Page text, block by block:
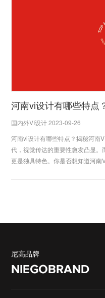
国内外VI设计 2023-09-26
河南vi设计有哪些特点？揭秘河南
代，视觉传达的重要性愈发凸显
更是独具特色。你是否想知道河
尼高品牌
NIEGOBRAND